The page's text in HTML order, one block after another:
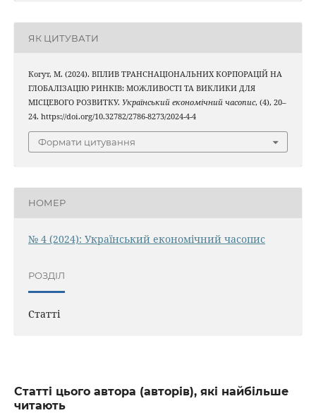
ЯК ЦИТУВАТИ
Когут, М. (2024). ВПЛИВ ТРАНСНАЦІОНАЛЬНИХ КОРПОРАЦІЙ НА
ГЛОБАЛІЗАЦІЮ РИНКІВ: МОЖЛИВОСТІ ТА ВИКЛИКИ ДЛЯ
МІСЦЕВОГО РОЗВИТКУ. Український економічний часопис, (4), 20–
24. https://doi.org/10.32782/2786-8273/2024-4-4
Формати цитування
НОМЕР
№ 4 (2024): Український економічний часопис
РОЗДІЛ
Статті
Статті цього автора (авторів), які найбільше
читають